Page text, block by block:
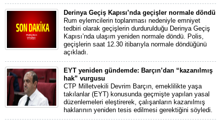
Derinya Geçiş Kapısı’nda geçişler normale döndü
Rum eylemcilerin toplanması nedeniyle emniyet
tedbiri olarak geçişlerin durdurulduğu Derinya Geçiş
Kapısı’nda ulaşım yeniden normale döndü. Polis,
geçişlerin saat 12.30 itibarıyla normale döndüğünü
açıkladı.
EYT yeniden gündemde: Barçın’dan “kazanılmış
hak” vurgusu
CTP Milletvekili Devrim Barçın, emeklilikte yaşa
takılanlar (EYT) konusunda geçmişte yapılan yasal
düzenlemeleri eleştirerek, çalışanların kazanılmış
haklarının yeniden tesis edilmesi gerektiğini söyledi.